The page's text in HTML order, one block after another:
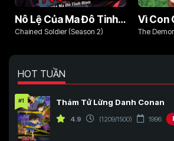
Nô Lệ Của Ma Đô Tinh Binh (Phần 2)
Chained Soldier (Season 2)
The
HOT TUẦN
#1 Thám Tử Lừng Danh Conan
4.9 (1209/1500) 1996